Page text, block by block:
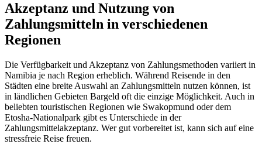
Akzeptanz und Nutzung von
Zahlungsmitteln in verschiedenen
Regionen
Die Verfügbarkeit und Akzeptanz von Zahlungsmethoden variiert in
Namibia je nach Region erheblich. Während Reisende in den
Städten eine breite Auswahl an Zahlungsmitteln nutzen können, ist
in ländlichen Gebieten Bargeld oft die einzige Möglichkeit. Auch in
beliebten touristischen Regionen wie Swakopmund oder dem
Etosha-Nationalpark gibt es Unterschiede in der
Zahlungsmittelakzeptanz. Wer gut vorbereitet ist, kann sich auf eine
stressfreie Reise freuen.